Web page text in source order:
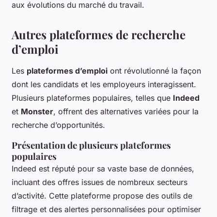
aux évolutions du marché du travail.
Autres plateformes de recherche
d’emploi
Les plateformes d’emploi ont révolutionné la façon
dont les candidats et les employeurs interagissent.
Plusieurs plateformes populaires, telles que Indeed
et Monster, offrent des alternatives variées pour la
recherche d’opportunités.
Présentation de plusieurs plateformes
populaires
Indeed est réputé pour sa vaste base de données,
incluant des offres issues de nombreux secteurs
d’activité. Cette plateforme propose des outils de
filtrage et des alertes personnalisées pour optimiser